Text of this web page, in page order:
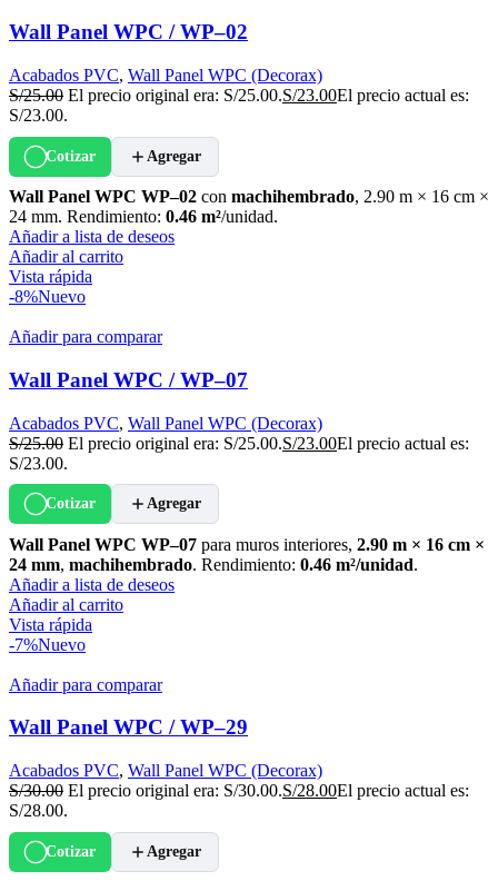
Wall Panel WPC / WP–02
Acabados PVC, Wall Panel WPC (Decorax)
S/25.00 El precio original era: S/25.00.S/23.00El precio actual es:
S/23.00.
Cotizar Agregar
Wall Panel WPC WP–02 con machihembrado, 2.90 m × 16 cm ×
24 mm. Rendimiento: 0.46 m²/unidad.
Añadir a lista de deseos
Añadir al carrito
Vista rápida
-8%Nuevo
Añadir para comparar
Wall Panel WPC / WP–07
Acabados PVC, Wall Panel WPC (Decorax)
S/25.00 El precio original era: S/25.00.S/23.00El precio actual es:
S/23.00.
Cotizar Agregar
Wall Panel WPC WP–07 para muros interiores, 2.90 m × 16 cm ×
24 mm, machihembrado. Rendimiento: 0.46 m²/unidad.
Añadir a lista de deseos
Añadir al carrito
Vista rápida
-7%Nuevo
Añadir para comparar
Wall Panel WPC / WP–29
Acabados PVC, Wall Panel WPC (Decorax)
S/30.00 El precio original era: S/30.00.S/28.00El precio actual es:
S/28.00.
Cotizar Agregar